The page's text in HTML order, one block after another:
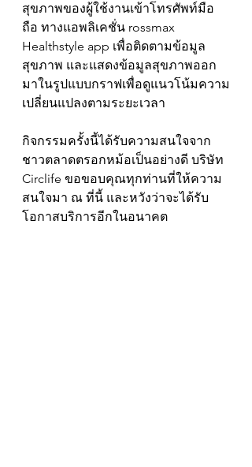
สุขภาพของผู้ใช้งานเข้าโทรศัพท์มือ
ถือ ทางแอพลิเคชั่น rossmax
Healthstyle app เพื่อติดตามข้อมูล
สุขภาพ และแสดงข้อมูลสุขภาพออก
มาในรูปแบบกราฟเพื่อดูแนวโน้มความ
เปลี่ยนแปลงตามระยะเวลา
กิจกรรมครั้งนี้ได้รับความสนใจจาก
ชาวตลาดตรอกหม้อเป็นอย่างดี บริษัท
Circlife ขอขอบคุณทุกท่านที่ให้ความ
สนใจมา ณ ที่นี้ และหวังว่าจะได้รับ
โอกาสบริการอีกในอนาคต